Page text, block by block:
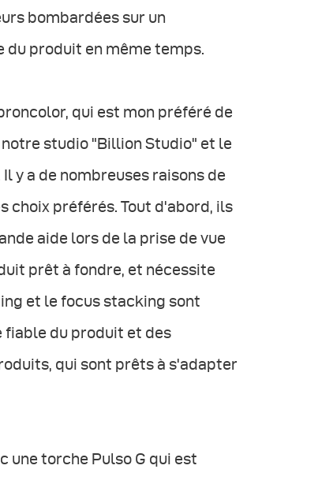
bombardées sur un
du produit en même temps.
qui est mon préféré de
studio "Billion Studio" et le
y a de nombreuses raisons de
choix préférés. Tout d'abord, ils
aide lors de la prise de vue
prêt à fondre, et nécessite
et le focus stacking sont
fiable du produit et des
qui sont prêts à s'adapter
une torche Pulso G qui est